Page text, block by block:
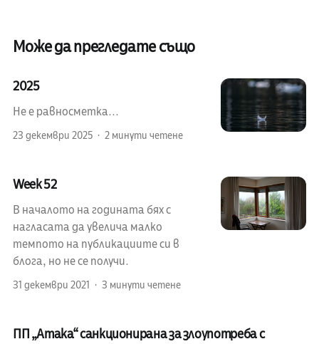
Може да прегледате също
2025
Не е равносметка...
23 декември 2025 2 минути четене
Week 52
В началото на годината бях с
нагласата да увелича малко
темпото на публикациите си в
блога, но не се получи.
31 декември 2021 3 минути четене
ПП „Атака“ санкционирана за злоупотреба с